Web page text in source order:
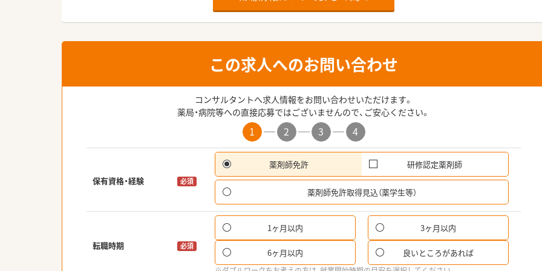
この求人へのお問い合わせ
コンサルタントへ求人情報をお問い合わせいただけます。
薬局・病院等への直接応募ではございませんので、ご安心ください。
1 2 3 4
保有資格・経験 必須
薬剤師免許 研修認定薬剤師
薬剤師免許取得見込（薬学生等）
転職時期 必須
1ヶ月以内 3ヶ月以内
6ヶ月以内 良いところがあれば